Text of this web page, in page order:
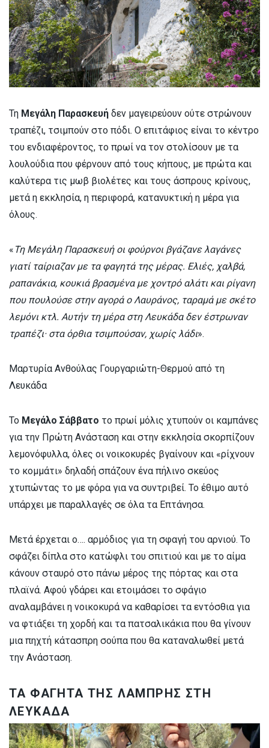
Τη Μεγάλη Παρασκευή δεν μαγειρεύουν ούτε στρώνουν
τραπέζι, τσιμπούν στο πόδι. Ο επιτάφιος είναι το κέντρο
του ενδιαφέροντος, το πρωί να τον στολίσουν με τα
λουλούδια που φέρνουν από τους κήπους, με πρώτα και
καλύτερα τις μωβ βιολέτες και τους άσπρους κρίνους,
μετά η εκκλησία, η περιφορά, κατανυκτική η μέρα για
όλους.
« Τη Μεγάλη Παρασκευή οι φούρνοι βγάζανε λαγάνες
γιατί ταίριαζαν με τα φαγητά της μέρας. Ελιές, χαλβά,
ραπανάκια, κουκιά βρασμένα με χοντρό αλάτι και ρίγανη
που πουλούσε στην αγορά ο Λαυράνος, ταραμά με σκέτο
λεμόνι κτλ. Αυτήν τη μέρα στη Λευκάδα δεν έστρωναν
τραπέζι· στα όρθια τσιμπούσαν, χωρίς λάδι».
Μαρτυρία Ανθούλας Γουργαριώτη-Θερμού από τη
Λευκάδα
Το Μεγάλο Σάββατο το πρωί μόλις χτυπούν οι καμπάνες
για την Πρώτη Ανάσταση και στην εκκλησία σκορπίζουν
λεμονόφυλλα, όλες οι νοικοκυρές βγαίνουν και «ρίχνουν
το κομμάτι» δηλαδή σπάζουν ένα πήλινο σκεύος
χτυπώντας το με φόρα για να συντριβεί. Το έθιμο αυτό
υπάρχει με παραλλαγές σε όλα τα Επτάνησα.
Μετά έρχεται ο…. αρμόδιος για τη σφαγή του αρνιού. Το
σφάζει δίπλα στο κατώφλι του σπιτιού και με το αίμα
κάνουν σταυρό στο πάνω μέρος της πόρτας και στα
πλαϊνά. Αφού γδάρει και ετοιμάσει το σφάγιο
αναλαμβάνει η νοικοκυρά να καθαρίσει τα εντόσθια για
να φτιάξει τη χορδή και τα πατσαλικάκια που θα γίνουν
μια πηχτή κάτασπρη σούπα που θα καταναλωθεί μετά
την Ανάσταση.
ΤΑ ΦΑΓΗΤΑ ΤΗΣ ΛΑΜΠΡΗΣ ΣΤΗ
ΛΕΥΚΑΔΑ